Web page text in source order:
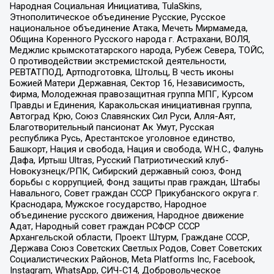
Народная Социальная Инициатива, TulaSkins,
Этнополитическое объединение Русские, Русское
национальное объединение Атака, Мечеть Мирмамеда,
Община Коренного Русского народа г. Астрахани, ВОЛЯ,
Меджлис крымскотатарского народа, Рубеж Севера, ТОЙС,
О противодействии экстремистской деятельности,
РЕВТАТПОД, Артподготовка, Штольц, В честь иконы
Божией Матери Державная, Сектор 16, Независимость,
Фирма, Молодежная правозащитная группа МПГ, Курсом
Правды и Единения, Каракольская инициативная группа,
Автоград Крю, Союз Славянских Сил Руси, Алля-Аят,
Благотворительный пансионат Ак Умут, Русская
республика Русь, Арестантское уголовное единство,
Башкорт, Нация и свобода, Нация и свобода, W.H.С., Фалунь
Дафа, Иртыш Ultras, Русский Патриотический клуб-
Новокузнецк/РПК, Сибирский державный союз, Фонд
борьбы с коррупцией, Фонд защиты прав граждан, Штабы
Навального, Совет граждан СССР Прикубанского округа г.
Краснодара, Мужское государство, Народное
объединение русского движения, Народное движение
Адат, Народный совет граждан РСФСР СССР
Архангельской области, Проект Штурм, Граждане СССР,
Держава Союз Советских Светлых Родов, Совет Советских
Социалистических Районов, Meta Platforms Inc, Facebook,
Instagram, WhatsApp, СИЧ-С14, Добровольческое